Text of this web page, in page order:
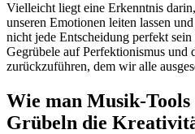
Vielleicht liegt eine Erkenntnis
unseren Emotionen leiten lassen
nicht jede Entscheidung perfekt
Gegrübele auf Perfektionismus und
zurückzuführen, dem wir alle
Wie man Musik-
Grübeln die